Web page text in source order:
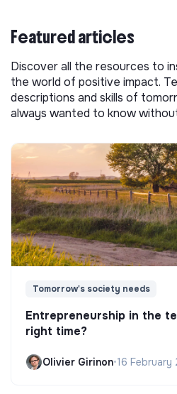
Featured articles
Discover all the resources to
the world of positive impact.
descriptions and skills of
always wanted to know
Tomorrow's society needs
Entrepreneurship in the
right time?
Olivier Girinon•16 February